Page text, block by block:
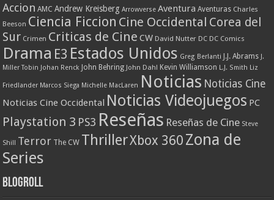
Accion AMC Andrew Kreisberg Arrowverse Aventura Aventuras Charles
Beeson Ciencia Ficcion Cine Occidental Corea del
Sur Crimen Criticas de Cine CW David Nutter DC DC Comics
Drama E3 Estados Unidos Greg Berlanti J.J. Abrams J.
Miller Tobin Johan Renck John Behring John Dahl Kevin Williamson L.J. Smith Liz
Friedlander Marcos Siega Michelle MacLaren Noticias Noticias Cine
Noticias Cine Occidental Noticias Videojuegos PC
Playstation 3 PS3 Reseñas Reseñas de Cine Steve
Shill Terror The CW ThrillerXbox 360 Zona de
Series
Blogroll